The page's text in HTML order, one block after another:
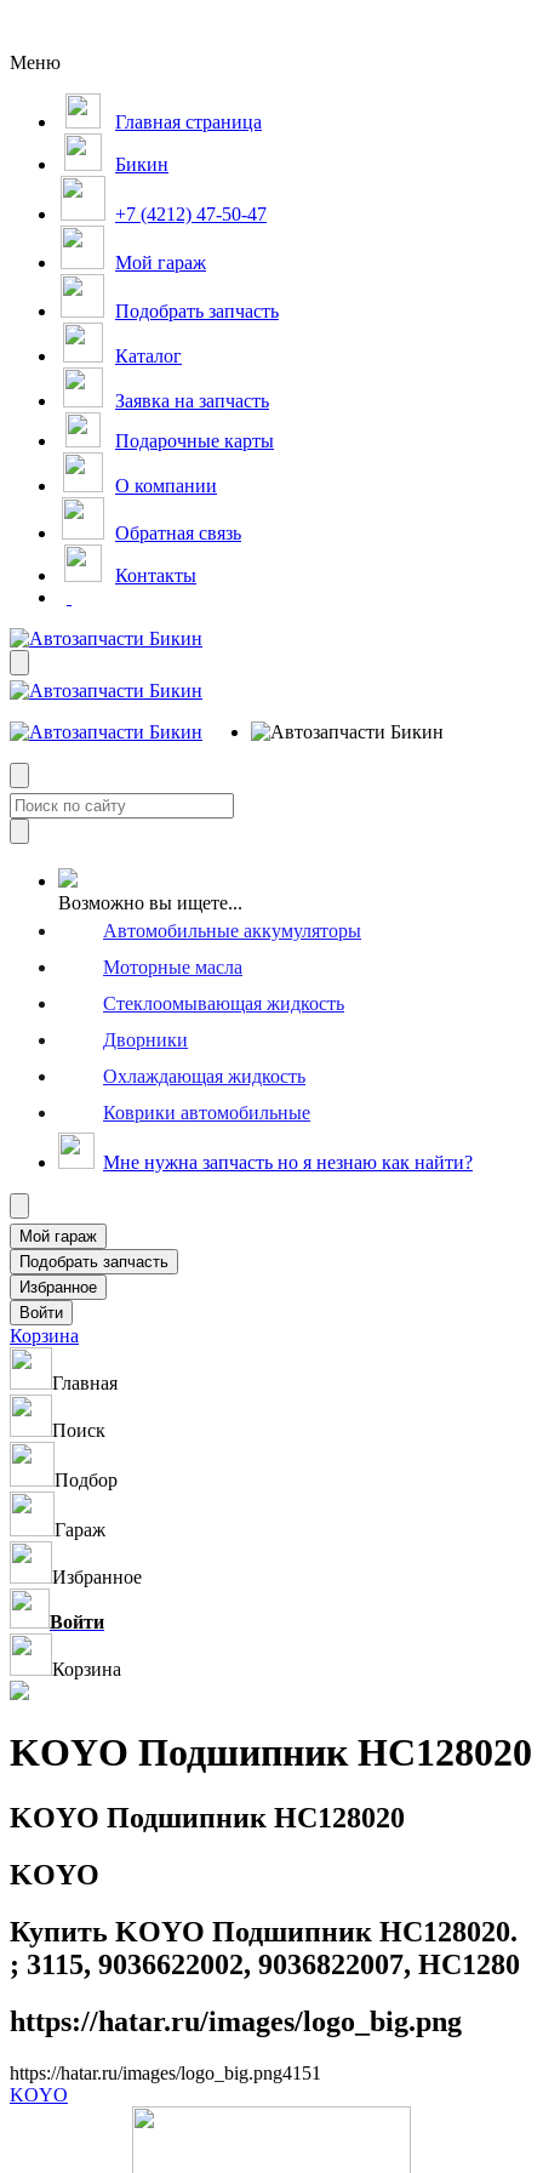
Меню
Главная страница
Бикин
+7 (4212) 47-50-47
Мой гараж
Подобрать запчасть
Каталог
Заявка на запчасть
Подарочные карты
О компании
Обратная связь
Контакты
Возможно вы ищете...
Автомобильные аккумуляторы
Моторные масла
Стеклоомывающая жидкость
Дворники
Охлаждающая жидкость
Коврики автомобильные
Мне нужна запчасть но я незнаю как найти?
Корзина
Главная
Поиск
Подбор
Гараж
Избранное
Войти
Корзина
KOYO Подшипник HC128020
KOYO Подшипник HC128020
KOYO
Купить KOYO Подшипник HC128020.
; 3115, 9036622002, 9036822007, HC1280
https://hatar.ru/images/logo_big.png
https://hatar.ru/images/logo_big.png41 51
KOYO